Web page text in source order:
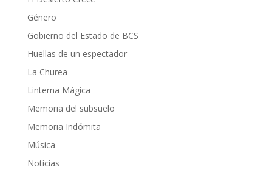
Género
Gobierno del Estado de BCS
Huellas de un espectador
La Churea
Linterna Mágica
Memoria del subsuelo
Memoria Indómita
Música
Noticias